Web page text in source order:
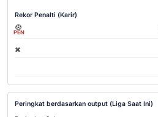
Rekor Penalti (Karir)
PEN
Peringkat berdasarkan output (Liga Saat Ini)